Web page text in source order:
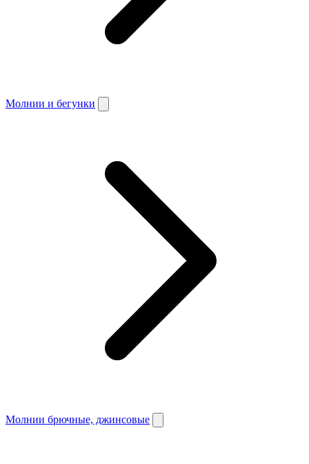
Молнии и бегунки
Молнии брючные, джинсовые